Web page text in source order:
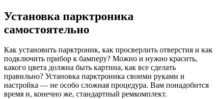
Установка парктроника
самостоятельно
Как установить парктроник, как просверлить отверстия и как
подключить прибор к бамперу? Можно и нужно красить,
какого цвета должна быть картина, как все сделать
правильно? Установка парктроника своими руками и
настройка — не особо сложная процедура. Вам понадобится
время и, конечно же, стандартный ремкомплект.